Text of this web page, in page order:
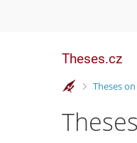
Theses.cz
>
Theses